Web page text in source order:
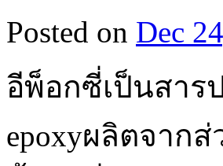
Posted on Dec
อีพ็อกซี่เป็นสา
epoxyผลิตจาก